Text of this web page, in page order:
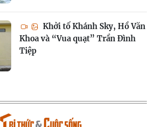
Khởi tố Khánh Sky, Hồ Văn
Khoa và “Vua quạt” Trần Đình
Tiệp